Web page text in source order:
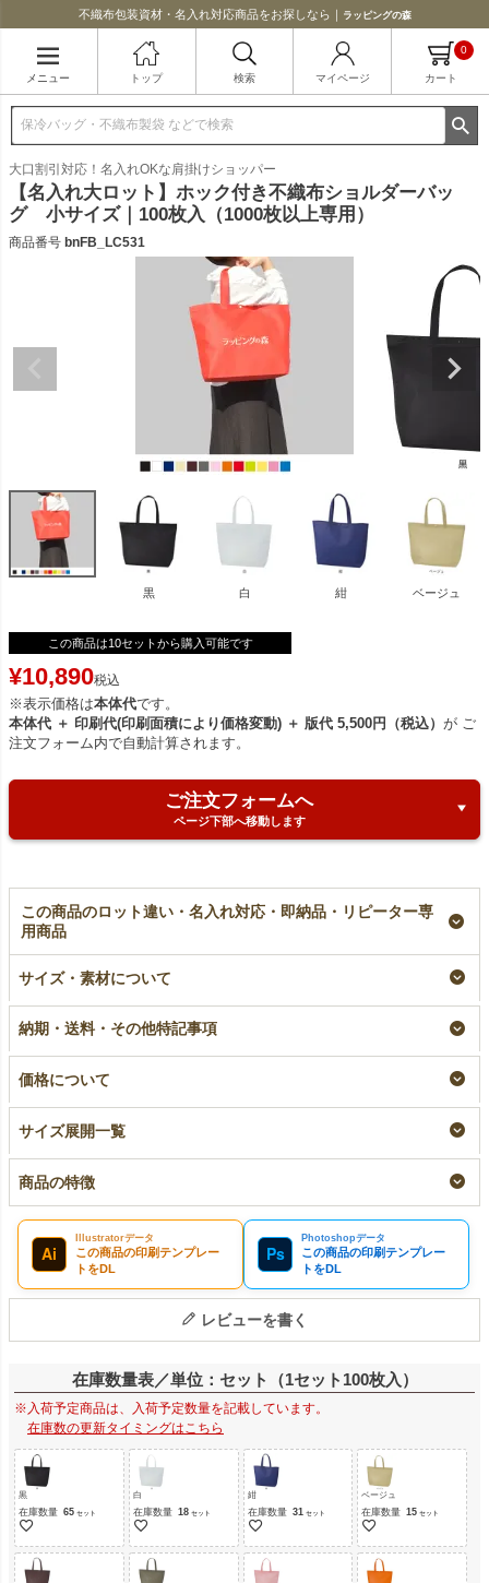
不織布包装資材・名入れ対応商品をお探しなら｜ ラッピングの森
メニュー トップ 検索 マイページ カート
0
大口割引対応！名入れOKな肩掛けショッパー
【名入れ大ロット】ホック付き不織布ショルダーバッ
グ 小サイズ｜100枚入（1000枚以上専用）
商品番号 bnFB_LC531
黒 白 紺 ベージュ
この商品は10セットから購入可能です
¥10,890税込
※表示価格は本体代です。
本体代 ＋ 印刷代(印刷面積により価格変動) ＋ 版代 5,500円（税込） が ご
注文フォーム内で自動計算されます。
ご注文フォームへ
ページ下部へ移動します
この商品のロット違い・名入れ対応・即納品・リピーター専
用商品
【名入れ大ロット】ホ
ック付き不織布ショル
｜100枚入（1000枚以
上専用）
税込
【名入れ対応】ホック
100枚入
名入れ
【小ロット】ホック付
き不織布ショルダーバ
入～
サイズ・素材について
納期・送料・その他特記事項
価格について
サイズ展開一覧
商品の特徴
Ai
Illustratorデータ
この商品の印刷テンプレー
トをDL
Ps
Photoshopデータ
この商品の印刷テンプレー
トをDL
レビューを書く
在庫数量表／単位：セット（1セット100枚入）
※入荷予定商品は、入荷予定数量を記載しています。
在庫数の更新タイミングはこちら
黒
在庫数量 65
白
在庫数量 18
紺
在庫数量 31
ベージュ
在庫数量 15